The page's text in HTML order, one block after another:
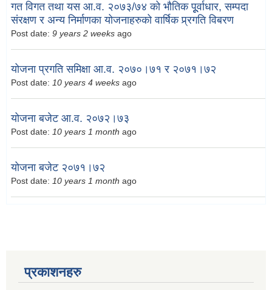
गत विगत तथा यस आ.व. २०७३/७४ को भौतिक पूूर्वाधार, सम्पदा
संरक्षण र अन्य निर्माणका योजनाहरुको वार्षिक प्र्रगति विबरण
Post date: 9 years 2 weeks ago
योजना प्रगति समिक्षा आ.व. २०७०।७१ र २०७१।७२
Post date: 10 years 4 weeks ago
योजना बजेट आ.व. २०७२।७३
Post date: 10 years 1 month ago
योजना बजेट २०७१।७२
Post date: 10 years 1 month ago
प्रकाशनहरु